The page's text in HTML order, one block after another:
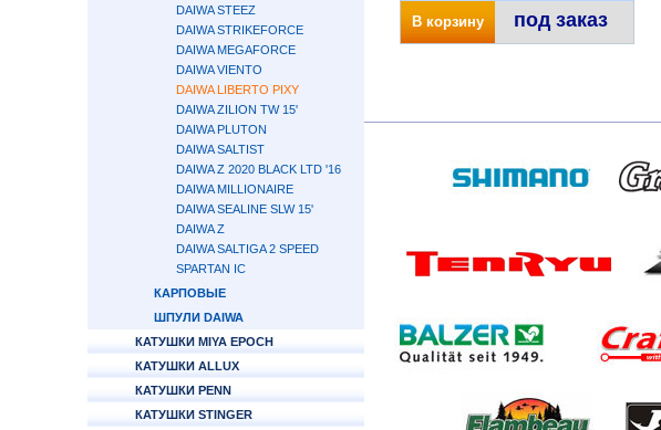
DAIWA STEEZ
DAIWA STRIKEFORCE
DAIWA MEGAFORCE
DAIWA VIENTO
DAIWA LIBERTO PIXY
DAIWA ZILION TW 15'
DAIWA PLUTON
DAIWA SALTIST
DAIWA Z 2020 BLACK LTD '16
DAIWA MILLIONAIRE
DAIWA SEALINE SLW 15'
DAIWA Z
DAIWA SALTIGA 2 SPEED
SPARTAN IC
КАРПОВЫЕ
ШПУЛИ DAIWA
КАТУШКИ MIYA EPOCH
КАТУШКИ ALLUX
КАТУШКИ PENN
КАТУШКИ STINGER
В корзину под заказ